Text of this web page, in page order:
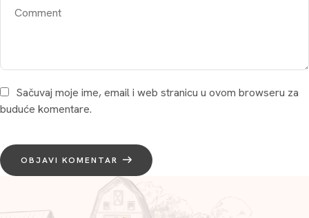
Sačuvaj moje ime, email i web stranicu u ovom browseru za
buduće komentare.
OBJAVI KOMENTAR